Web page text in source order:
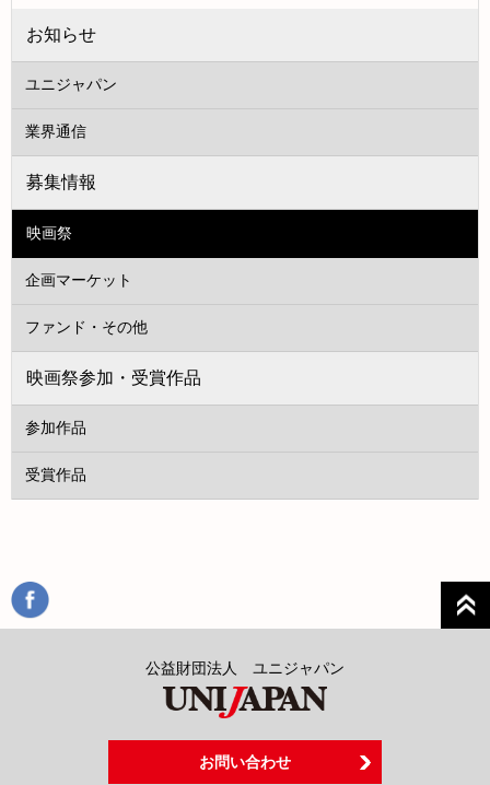
お知らせ
ユニジャパン
業界通信
募集情報
映画祭
企画マーケット
ファンド・その他
映画祭参加・受賞作品
参加作品
受賞作品
公益財団法人 ユニジャパン
お問い合わせ